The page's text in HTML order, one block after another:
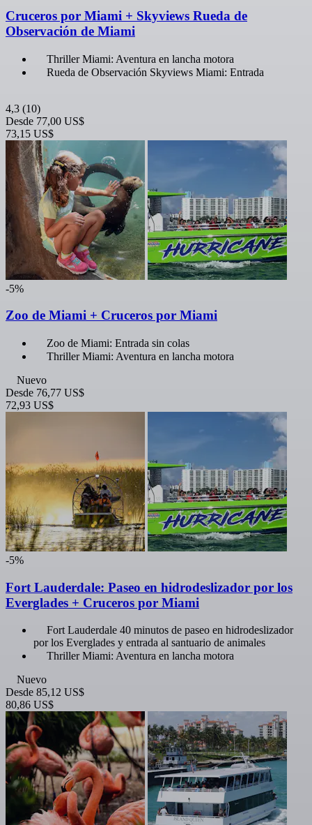
Cruceros por Miami + Skyviews Rueda de
Observación de Miami
Thriller Miami: Aventura en lancha motora
Rueda de Observación Skyviews Miami: Entrada
4,3 (10)
Desde 77,00 US$
73,15 US$
-5%
Zoo de Miami + Cruceros por Miami
Zoo de Miami: Entrada sin colas
Thriller Miami: Aventura en lancha motora
Nuevo
Desde 76,77 US$
72,93 US$
-5%
Fort Lauderdale: Paseo en hidrodeslizador por los
Everglades + Cruceros por Miami
Fort Lauderdale 40 minutos de paseo en hidrodeslizador
por los Everglades y entrada al santuario de animales
Thriller Miami: Aventura en lancha motora
Nuevo
Desde 85,12 US$
80,86 US$